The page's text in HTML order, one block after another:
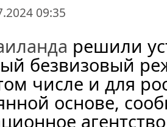
09:35
решили
безвизовый
числе и для
основе,